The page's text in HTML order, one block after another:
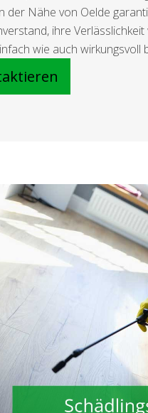
Nähe von Oelde
ihre
wie auch wirkungsvoll